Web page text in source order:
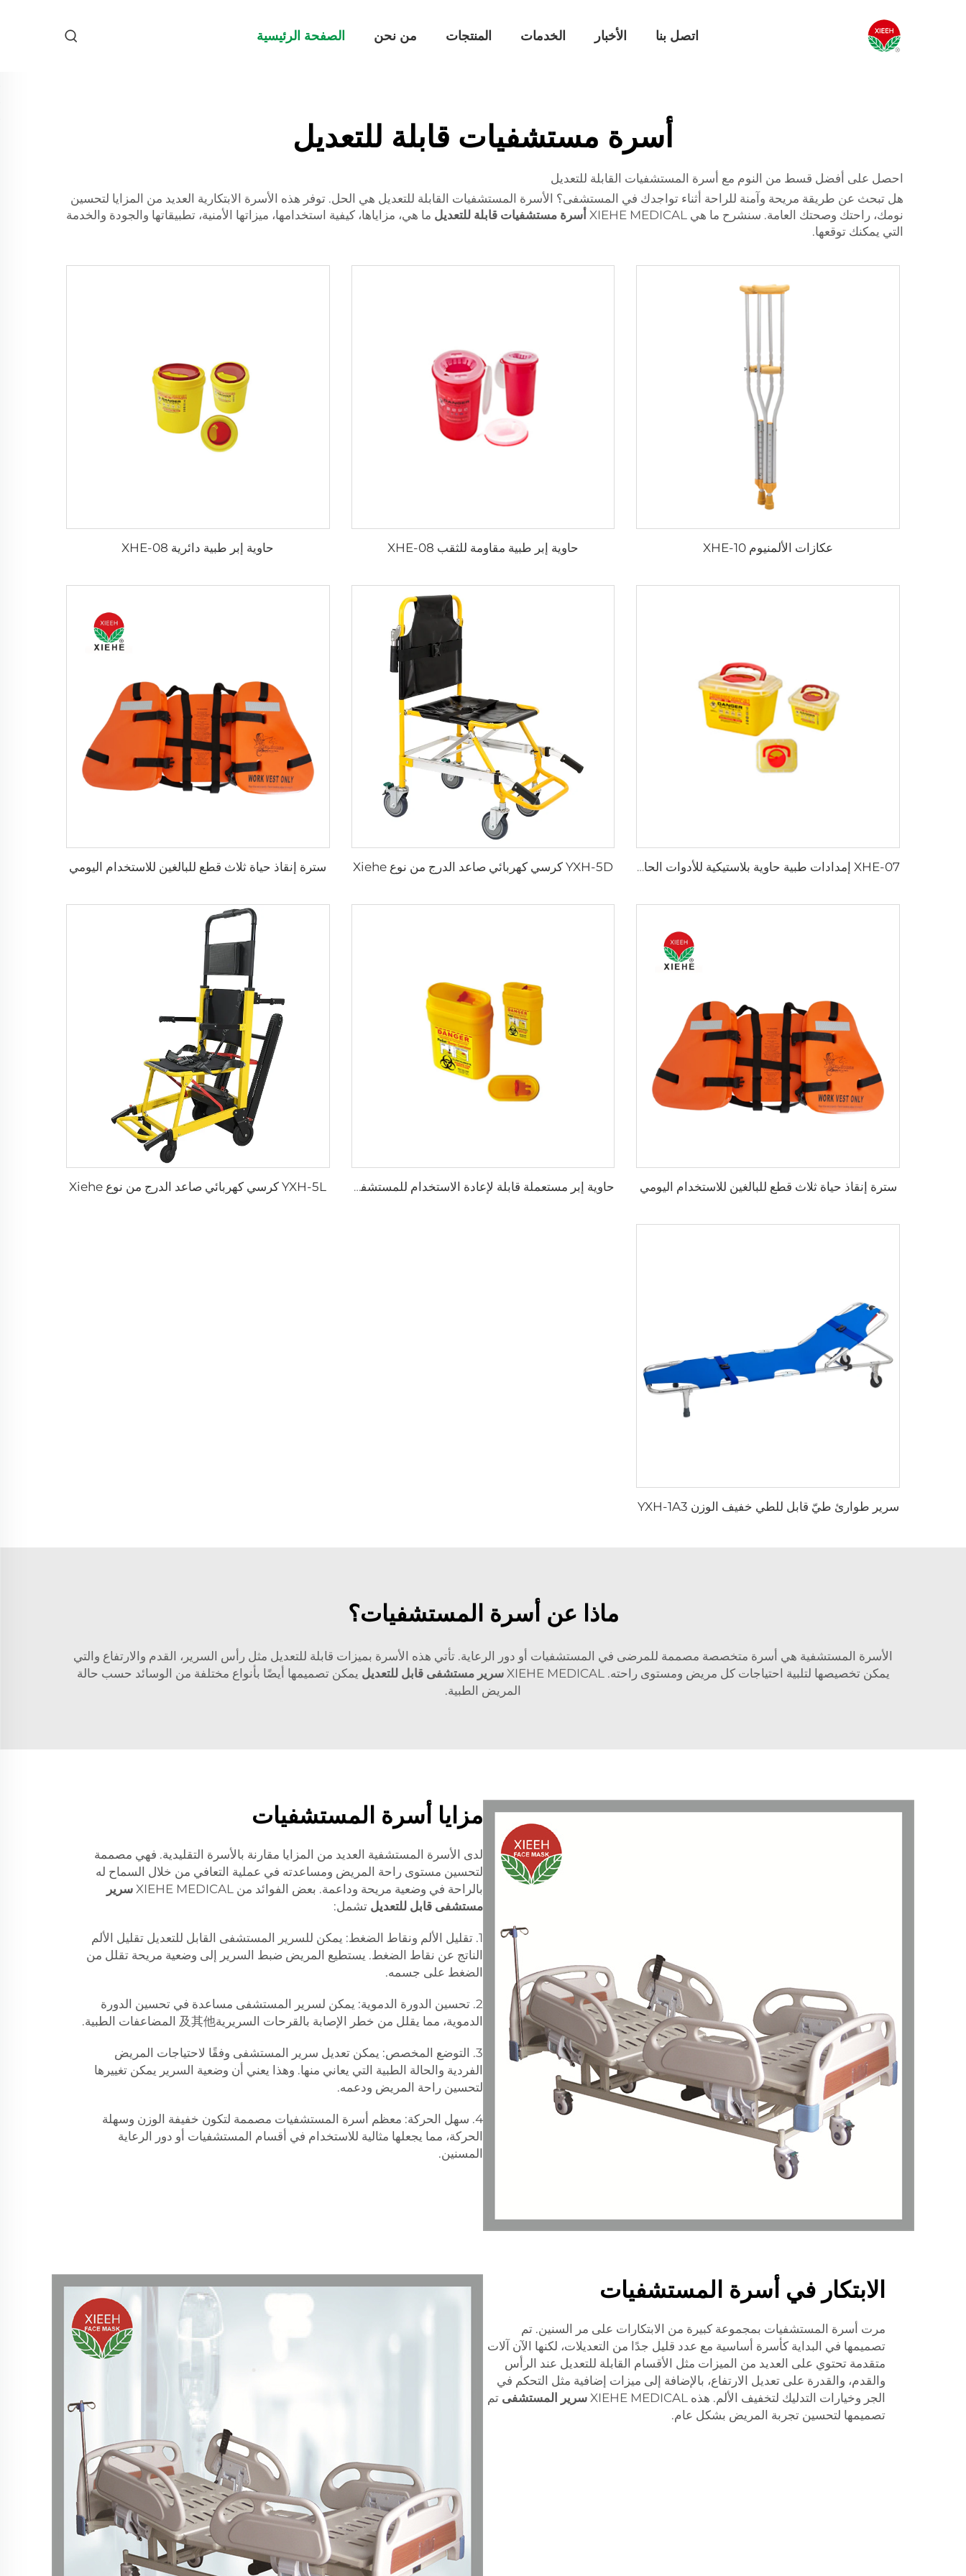
الصفحة الرئيسية من نحن المنتجات الخدمات الأخبار اتصل بنا
أسرة مستشفيات قابلة للتعديل
احصل على أفضل قسط من النوم مع أسرة المستشفيات القابلة للتعديل
هل تبحث عن طريقة مريحة وآمنة للراحة أثناء تواجدك في المستشفى؟ الأسرة المستشفيات القابلة للتعديل هي الحل. توفر هذه الأسرة الابتكارية العديد من المزايا لتحسين
نومك، راحتك وصحتك العامة. سنشرح ما هي XIEHE MEDICAL
أسرة مستشفيات قابلة للتعديل ما هي، مزاياها، كيفية استخدامها، ميزاتها الأمنية، تطبيقاتها والجودة والخدمة
التي يمكنك توقعها.
عكازات الألمنيوم XHE-10 حاوية إبر طبية مقاومة للثقب XHE-08 حاوية إبر طبية دائرية XHE-08
XHE-07 إمدادات طبية حاوية بلاستيكية للأدوات الحادة YXH-5D كرسي كهربائي صاعد الدرج من نوع Xiehe سترة إنقاذ حياة ثلاث قطع للبالغين للاستخدام اليومي
سترة إنقاذ حياة ثلاث قطع للبالغين للاستخدام اليومي حاوية إبر مستعملة قابلة لإعادة الاستخدام للمستشفى XHE-06 YXH-5L كرسي كهربائي صاعد الدرج من نوع Xiehe
سرير طوارئ طيّ قابل للطي خفيف الوزن YXH-1A3
ماذا عن أسرة المستشفيات؟
الأسرة المستشفية هي أسرة متخصصة مصممة للمرضى في المستشفيات أو دور الرعاية. تأتي هذه الأسرة بميزات قابلة للتعديل مثل رأس السرير، القدم والارتفاع والتي
يمكن تخصيصها لتلبية احتياجات كل مريض ومستوى راحته. XIEHE MEDICAL
سرير مستشفى قابل للتعديل يمكن تصميمها أيضًا بأنواع مختلفة من الوسائد حسب حالة
المريض الطبية.
مزايا أسرة المستشفيات
لدى الأسرة المستشفية العديد من المزايا مقارنة بالأسرة التقليدية. فهي مصممة
لتحسين مستوى راحة المريض ومساعدته في عملية التعافي من خلال السماح له
بالراحة في وضعية مريحة وداعمة. بعض الفوائد من XIEHE MEDICAL
سرير
مستشفى قابل للتعديل تشمل:
1. تقليل الألم ونقاط الضغط: يمكن للسرير المستشفى القابل للتعديل تقليل الألم
الناتج عن نقاط الضغط. يستطيع المريض ضبط السرير إلى وضعية مريحة تقلل من
الضغط على جسمه.
2. تحسين الدورة الدموية: يمكن لسرير المستشفى مساعدة في تحسين الدورة
الدموية، مما يقلل من خطر الإصابة بالقرحات السريرية及其他 المضاعفات الطبية.
3. التوضع المخصص: يمكن تعديل سرير المستشفى وفقًا لاحتياجات المريض
الفردية والحالة الطبية التي يعاني منها. وهذا يعني أن وضعية السرير يمكن تغييرها
لتحسين راحة المريض ودعمه.
4. سهل الحركة: معظم أسرة المستشفيات مصممة لتكون خفيفة الوزن وسهلة
الحركة، مما يجعلها مثالية للاستخدام في أقسام المستشفيات أو دور الرعاية
المسنين.
الابتكار في أسرة المستشفيات
مرت أسرة المستشفيات بمجموعة كبيرة من الابتكارات على مر السنين. تم
تصميمها في البداية كأسرة أساسية مع عدد قليل جدًا من التعديلات، لكنها الآن آلات
متقدمة تحتوي على العديد من الميزات مثل الأقسام القابلة للتعديل عند الرأس
والقدم، والقدرة على تعديل الارتفاع، بالإضافة إلى ميزات إضافية مثل التحكم في
الجر وخيارات التدليك لتخفيف الألم. هذه XIEHE MEDICAL
سرير المستشفى تم
تصميمها لتحسين تجربة المريض بشكل عام.